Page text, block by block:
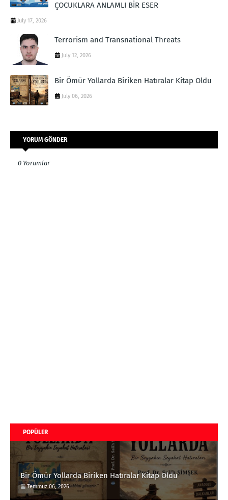
ÇOCUKLARA ANLAMLI BİR ESER
July 17, 2026
Terrorism and Transnational Threats
July 12, 2026
Bir Ömür Yollarda Biriken Hatıralar Kitap Oldu
July 06, 2026
YORUM GÖNDER
0 Yorumlar
POPÜLER
Bir Ömür Yollarda Biriken Hatıralar Kitap Oldu
Temmuz 06, 2026